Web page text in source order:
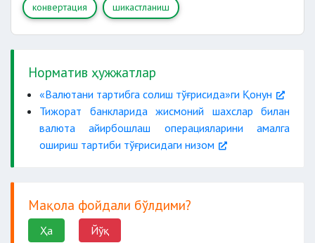
50 фоизидан
ортиғини
банкнотада диаметри 1 mm дан ошмаган
конвертация шикастланиш
Норматив ҳужжатлар
«Валютани тартибга солиш тўғрисида»ги Қонун
Тижорат банкларида жисмоний шахслар билан
валюта айирбошлаш операцияларини амалга
ошириш тартиби тўғрисидаги низом
Мақола фойдали бўлдими?
Ҳа Йўқ